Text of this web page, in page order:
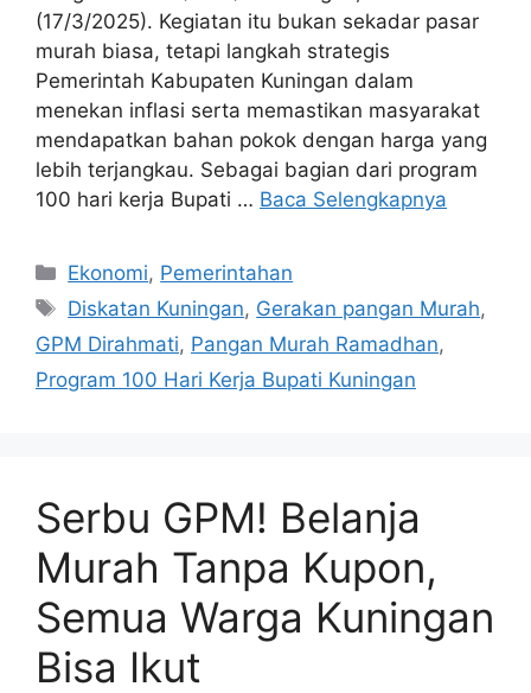
(17/3/2025). Kegiatan itu bukan sekadar pasar
murah biasa, tetapi langkah strategis
Pemerintah Kabupaten Kuningan dalam
menekan inflasi serta memastikan masyarakat
mendapatkan bahan pokok dengan harga yang
lebih terjangkau. Sebagai bagian dari program
100 hari kerja Bupati … Baca Selengkapnya
Kategori
Ekonomi, Pemerintahan
Tag
Diskatan Kuningan, Gerakan pangan Murah,
GPM Dirahmati, Pangan Murah Ramadhan,
Program 100 Hari Kerja Bupati Kuningan
Serbu GPM! Belanja
Murah Tanpa Kupon,
Semua Warga Kuningan
Bisa Ikut